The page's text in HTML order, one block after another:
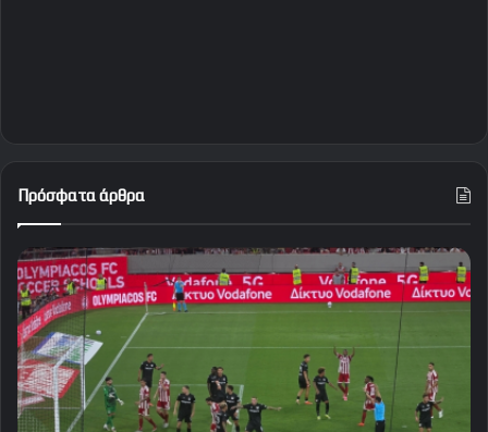
Πρόσφατα άρθρα